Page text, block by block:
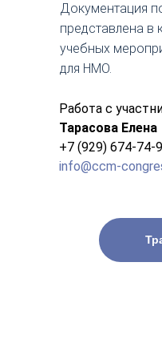
Документация
представлена
учебных
для НМО.
Работа с
Тарасова Елена
+7 (929) 674-74-
info@ccm-